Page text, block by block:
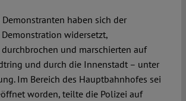
haben sich der
widersetzt,
und marschierten auf
und durch die Innenstadt – unter
Im Bereich des Hauptbahnhofes sei
worden, teilte die Polizei auf